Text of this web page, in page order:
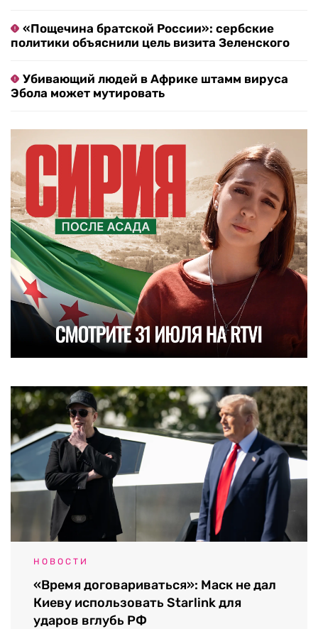
«Пощечина братской России»: сербские
политики объяснили цель визита Зеленского
Убивающий людей в Африке штамм вируса
Эбола может мутировать
НОВОСТИ
«Время договариваться»: Маск не дал
Киеву использовать Starlink для
ударов вглубь РФ